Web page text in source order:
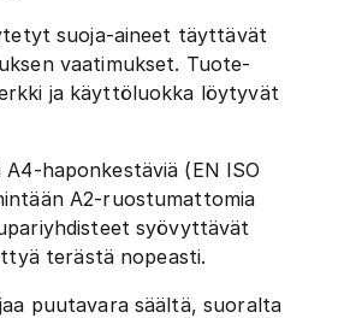
suoja-aineet täyttävät
vaatimukset. Tuote-
ja käyttöluokka löytyvät
A4-haponkestäviä (EN ISO
A2-ruostumattomia
syövyttävät
terästä nopeasti.
puutavara säältä, suoralta